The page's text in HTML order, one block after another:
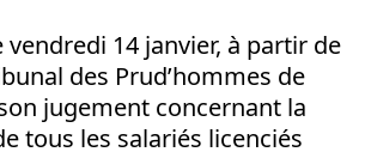
vendredi 14 janvier, à partir de
des Prud’hommes de
jugement concernant la
tous les salariés licenciés